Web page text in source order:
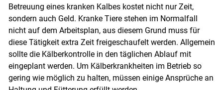
Betreuung eines kranken Kalbes kostet nicht nur Zeit,
sondern auch Geld. Kranke Tiere stehen im Normalfall
nicht auf dem Arbeitsplan, aus diesem Grund muss für
diese Tätigkeit extra Zeit freigeschaufelt werden. Allgemein
sollte die Kälberkontrolle in den täglichen Ablauf mit
eingeplant werden. Um Kälberkrankheiten im Betrieb so
gering wie möglich zu halten, müssen einige Ansprüche an